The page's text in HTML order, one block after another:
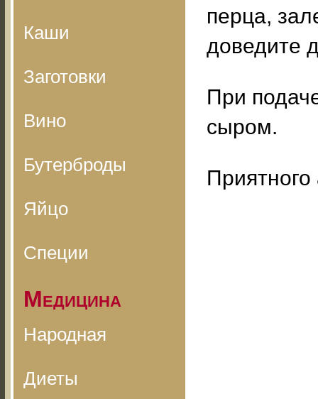
Каши
Заготовки
Вино
Бутерброды
Яйцо
Специи
Медицина
Народная
Диеты
перца,
доведите
При
сыром.
Приятного